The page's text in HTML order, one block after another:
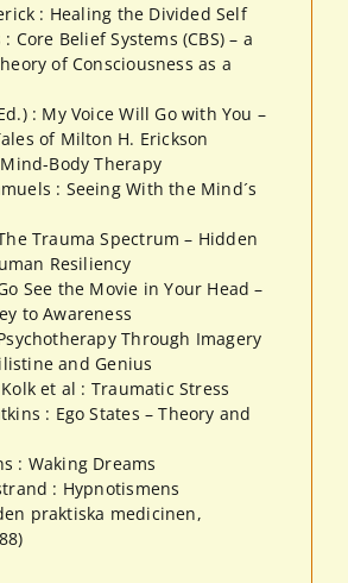
: Healing the Divided Self
Core Belief Systems (CBS) – a
of Consciousness as a
: My Voice Will Go with You –
of Milton H. Erickson
Body Therapy
: Seeing With the Mind´s
Trauma Spectrum – Hidden
Resiliency
See the Movie in Your Head –
to Awareness
Through Imagery
and Genius
et al : Traumatic Stress
: Ego States – Theory and
: Waking Dreams
: Hypnotismens
praktiska medicinen,